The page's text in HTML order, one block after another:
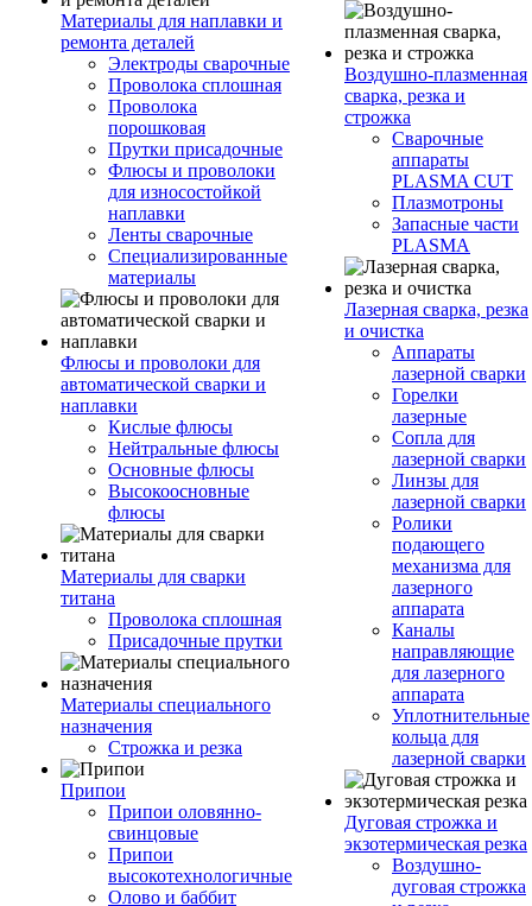
Материалы для наплавки и
ремонта деталей
Электроды сварочные
Проволока сплошная
Проволока
порошковая
Прутки присадочные
Флюсы и проволоки
для износостойкой
наплавки
Ленты сварочные
Специализированные
материалы
Флюсы и проволоки для
автоматической сварки и
наплавки
Кислые флюсы
Нейтральные флюсы
Основные флюсы
Высокоосновные
флюсы
Материалы для сварки
титана
Проволока сплошная
Присадочные прутки
Материалы специального
назначения
Строжка и резка
Припои
Припои оловянно-
свинцовые
Припои
высокотехнологичные
Олово и баббит
Воздушно-плазменная
сварка, резка и
строжка
Сварочные
аппараты
PLASMA CUT
Плазмотроны
Запасные части
PLASMA
Лазерная сварка, резка
и очистка
Аппараты
лазерной сварки
Горелки
лазерные
Сопла для
лазерной сварки
Линзы для
лазерной сварки
Ролики
подающего
механизма для
лазерного
аппарата
Каналы
направляющие
для лазерного
аппарата
Уплотнительные
кольца для
лазерной сварки
Дуговая строжка и
экзотермическая резка
Воздушно-
дуговая строжка